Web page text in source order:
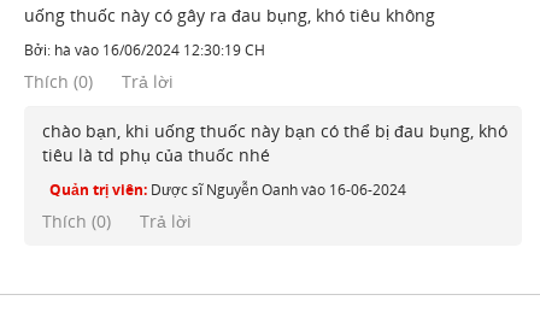
uống thuốc này có gây ra đau bụng, khó tiêu không
Bởi: hà vào 16/06/2024 12:30:19 CH
Thích (0) Trả lời
chào bạn, khi uống thuốc này bạn có thể bị đau bụng, khó
tiêu là td phụ của thuốc nhé
Quản trị viên: Dược sĩ Nguyễn Oanhvào 16-06-2024
Thích (0) Trả lời